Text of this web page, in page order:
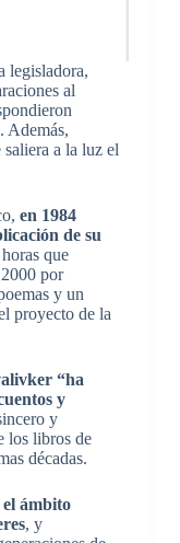
legisladora,
al
Además,
a la luz el
en 1984
de su
que
por
y un
proyecto de la
“ha
y
y
los libros de
décadas.
ámbito
, y